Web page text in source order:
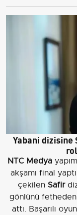
Yabani
NTC Medya
akşamı final
çekilen Safir
gönlünü fetheden
attı. Başarılı